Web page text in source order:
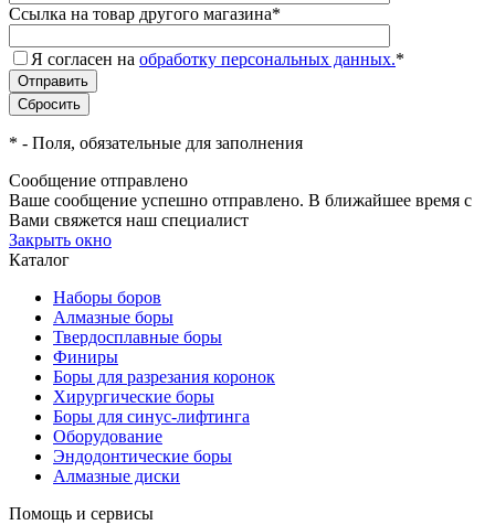
Ссылка на товар другого магазина*
Я согласен на обработку персональных данных.*
* - Поля, обязательные для заполнения
Сообщение отправлено
Ваше сообщение успешно отправлено. В ближайшее время с
Вами свяжется наш специалист
Закрыть окно
Каталог
Наборы боров
Алмазные боры
Твердосплавные боры
Финиры
Боры для разрезания коронок
Хирургические боры
Боры для синус-лифтинга
Оборудование
Эндодонтические боры
Алмазные диски
Помощь и сервисы